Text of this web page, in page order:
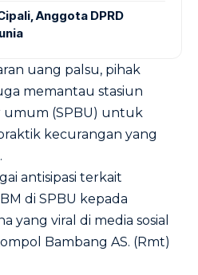
Anggota DPRD
uang palsu, pihak
memantau stasiun
umum (SPBU) untuk
kecurangan yang
antisipasi terkait
di SPBU kepada
yang viral di media sosial
Bambang AS. (Rmt)